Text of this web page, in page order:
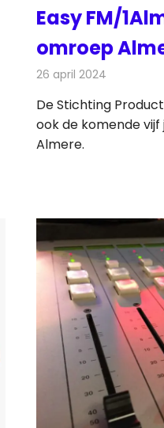
Easy FM/
omroep
26 april 2024
De Stichting
ook de komende
Almere.